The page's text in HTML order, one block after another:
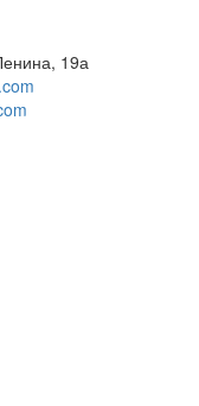
19а